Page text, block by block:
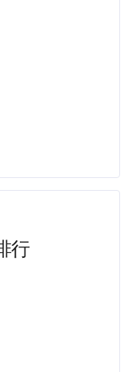
行